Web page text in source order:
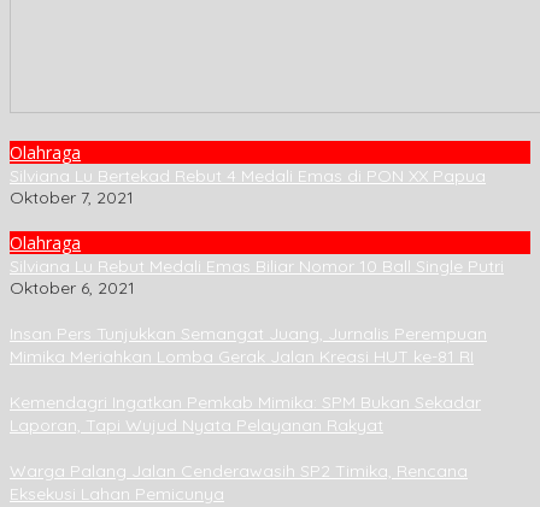
Olahraga
Silviana Lu Bertekad Rebut 4 Medali Emas di PON XX Papua
Oktober 7, 2021
Olahraga
Silviana Lu Rebut Medali Emas Biliar Nomor 10 Ball Single Putri
Oktober 6, 2021
Insan Pers Tunjukkan Semangat Juang, Jurnalis Perempuan
Mimika Meriahkan Lomba Gerak Jalan Kreasi HUT ke-81 RI
Kemendagri Ingatkan Pemkab Mimika: SPM Bukan Sekadar
Laporan, Tapi Wujud Nyata Pelayanan Rakyat
Warga Palang Jalan Cenderawasih SP2 Timika, Rencana
Eksekusi Lahan Pemicunya